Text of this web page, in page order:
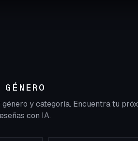
y categoría. Encuentra tu
con IA.